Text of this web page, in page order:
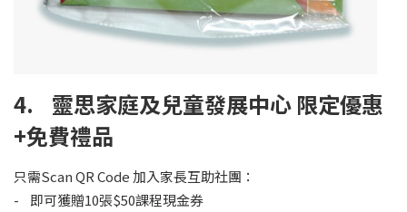
4. 靈思家庭及兒童發展中心 限定優惠
+免費禮品
只需Scan QR Code 加入家長互助社團：
- 即可獲贈10張$50課程現金券